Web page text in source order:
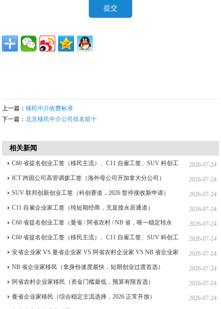
上一篇：移民中介收费标准
下一篇：北京移民中介公司排名前十
相关新闻
2026-07-24
C60 省提名创业工签（移民主流）、C11 自雇工签、SUV 科创工
签、ICT 跨国高管工签比较 2026-07-24
ICT 跨国公司高管调拨工签（海外母公司开加拿大分公司）
2026-07-24
SUV 联邦创新创业工签（科创赛道，2026 暂停接收新申请）
2026-07-24
C11 自雇企业家工签（纯短期经商，无直接永居通道）
2026-07-24
C60 省提名创业工签（曼省 / 阿省农村 / NB 省，唯一稳定转永
居，重点） 2026-07-24
C60 省提名创业工签（移民主流）、C11 自雇工签、SUV 科创工
签、ICT 跨国高管工签 2026-07-24
安省企业家 VS 曼省企业家 VS 阿省农村企业家 VS NB 省企业家
四合一详细对比（2026 年 7 月最新官方政策） 2026-07-24
NB 省企业家移民（拿身份速度最快，短期创业过渡首选）
2026-07-24
阿省农村企业家移民（资金门槛最低，预算有限首选）
2026-07-24
曼省企业家移民（综合稳定主流选择，2026 正常开放）